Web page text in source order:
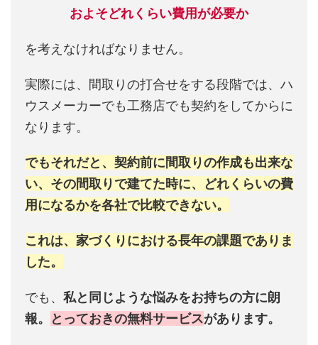
およそどれくらい費用が必要か
を考えなければなりません。
実際には、間取りの打合せをする段階では、ハ
ウスメーカーでも工務店でも契約をしてからに
なります。
でもそれだと、契約前に間取りの作成も出来な
い、その間取りで建てた時に、どれくらいの費
用になるかを各社で比較できない。
これは、家づくりにおける長年の課題でありま
した。
でも、 私と同じような悩みをお持ちの方に朗
報。
とっておきの無料サービスがあります。